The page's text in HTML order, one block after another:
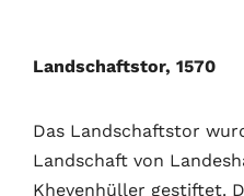
Landschaftstor, 1570
Das Landschaftstor
Landschaft von
Khevenhüller gestiftet.